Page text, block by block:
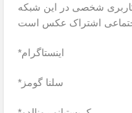
شخصی در این شبکه
*اینستاگرام
*سلنا گومز